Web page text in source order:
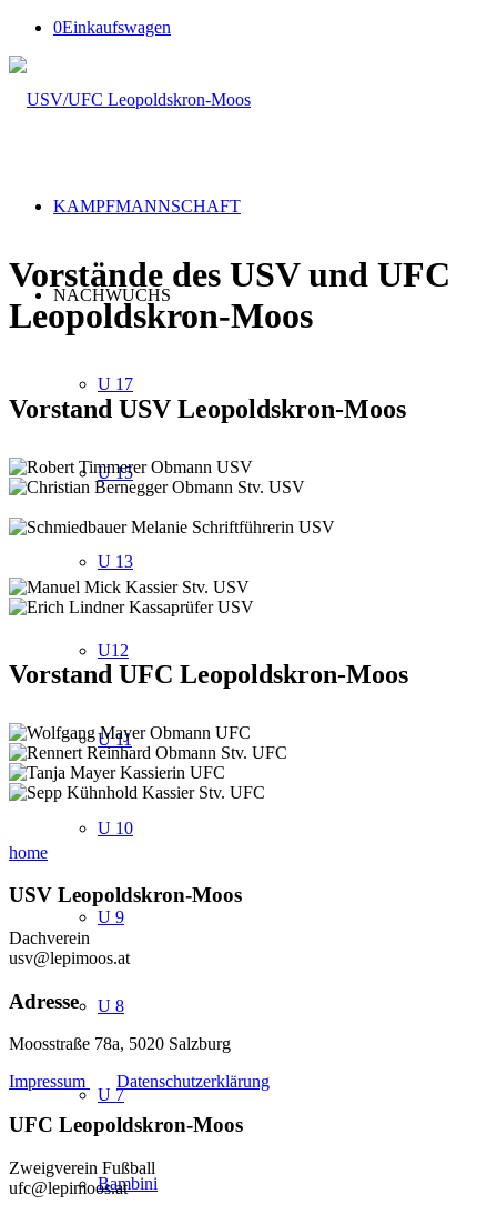
0Einkaufswagen
KAMPFMANNSCHAFT
NACHWUCHS
U 17
U 15
U 13
U12
U 11
U 10
U 9
U 8
U 7
Bambini
Vorstände des USV und UFC
Leopoldskron-Moos
Vorstand USV Leopoldskron-Moos
Vorstand UFC Leopoldskron-Moos
home
USV Leopoldskron-Moos
Dachverein
usv@lepimoos.at
Adresse
Moosstraße 78a, 5020 Salzburg
Impressum
Datenschutzerklärung
UFC Leopoldskron-Moos
Zweigverein Fußball
ufc@lepimoos.at